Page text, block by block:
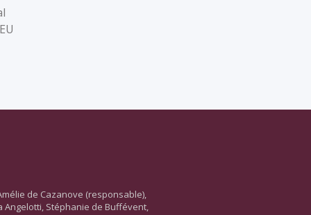
de Cazanove (responsable),
Angelotti, Stéphanie de Buffévent,